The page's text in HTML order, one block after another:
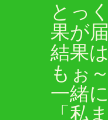
とっ
果が
結果
もぉ
一緒
「私